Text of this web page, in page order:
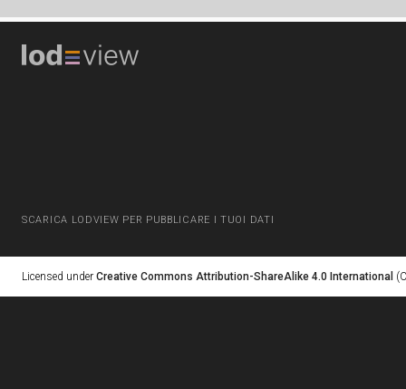
SCARICA LODVIEW PER PUBBLICARE I TUOI DATI
Licensed under Creative Commons Attribution-ShareAlike 4.0 International